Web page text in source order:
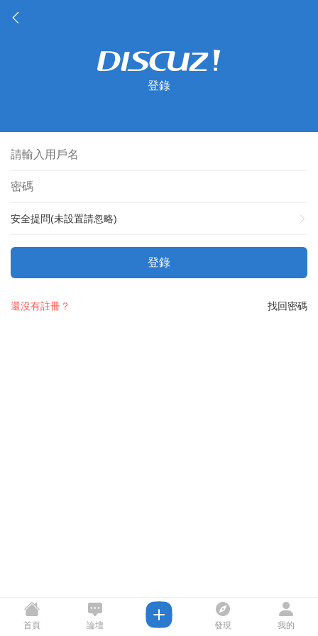
登錄
安全提問(未設置請忽略)
登錄
找回密碼
還沒有註冊？
首頁 論壇 發現 我的